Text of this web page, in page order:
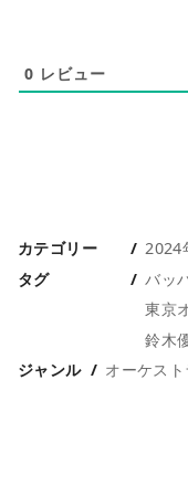
0 レビュー
カテゴリー
2024
タグ
バッ
東京
鈴木
ジャンル
オーケスト